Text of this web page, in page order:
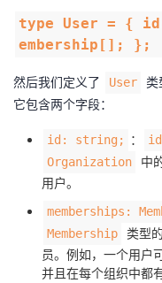
type User = {
embership[]; };
然后我们定义了 User
类
它包含两个字段：
id: string; ： id
Organization 中
用户。
memberships:
Membership
类型
员。例如，一个用户
并且在每个组织中都